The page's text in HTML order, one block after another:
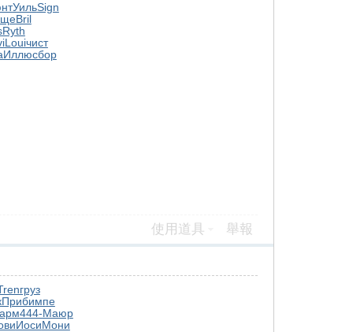
УильSign
Bril
Ryth
Louiчист
Иллюсбор
使用道具 舉報
груз
Прибимпе
444-Маюр
ИосиМони